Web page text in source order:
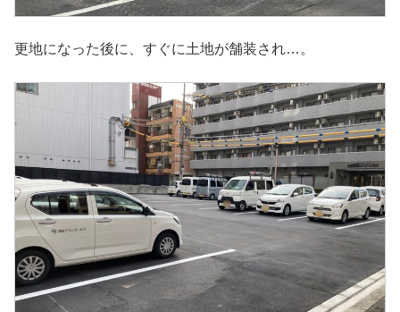
更地になった後に、すぐに土地が舗装され…。